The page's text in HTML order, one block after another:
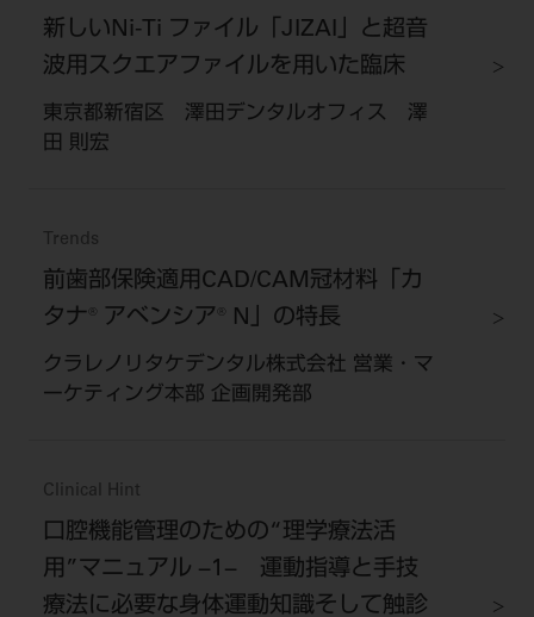
新しいNi-Ti ファイル「JIZAI」と超音
波用スクエアファイルを用いた臨床
東京都新宿区 澤田デンタルオフィス 澤
田 則宏
Trends
前歯部保険適用CAD/CAM冠材料「カ
タナ® アベンシア® N」の特長
クラレノリタケデンタル株式会社 営業・マ
ーケティング本部 企画開発部
Clinical Hint
口腔機能管理のための“理学療法活
用”マニュアル −1− 運動指導と手技
療法に必要な身体運動知識そして触診